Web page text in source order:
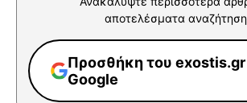
αποτελέσματα
Προσθήκη του
Google